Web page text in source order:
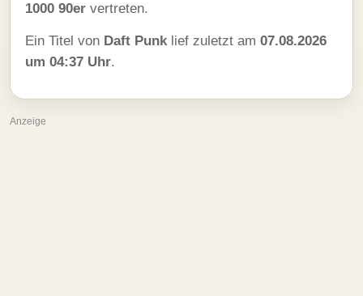
1000 90er vertreten.
Ein Titel von Daft Punklief zuletzt am 07.08.2026
um 04:37 Uhr.
Anzeige